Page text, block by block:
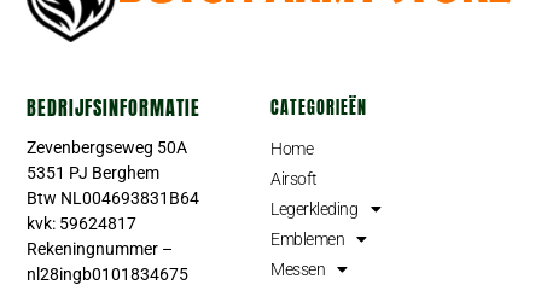
BEDRIJFSINFORMATIE
Zevenbergseweg 50A
5351 PJ Berghem
Btw NL004693831B64
kvk: 59624817
Rekeningnummer –
nl28ingb0101834675
CATEGORIEËN
Home
Airsoft
Legerkleding
Emblemen
Messen